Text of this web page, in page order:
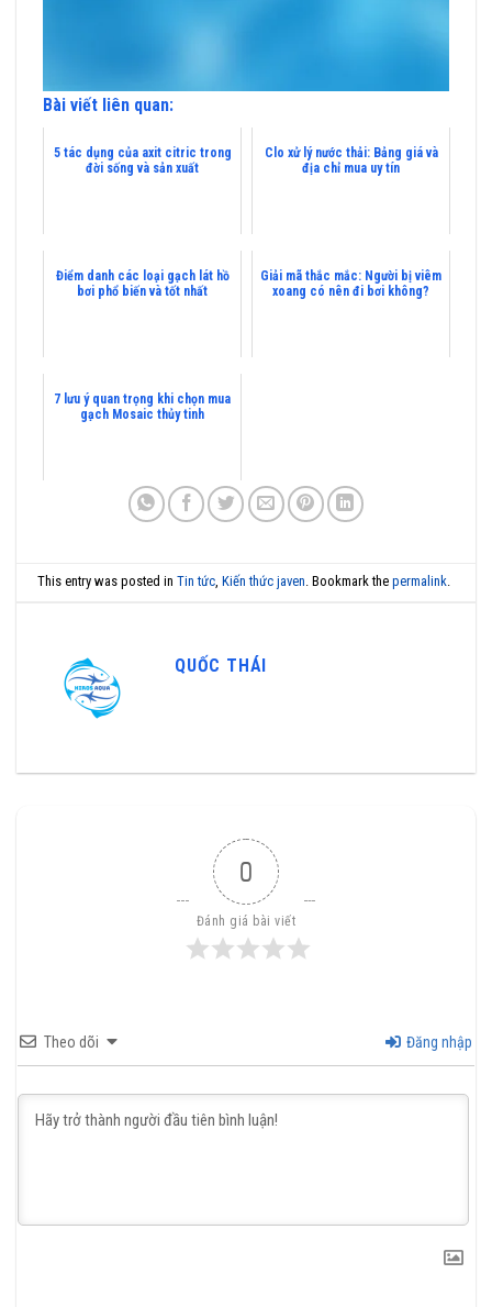
Bài viết liên quan:
5 tác dụng của axit citric trong
đời sống và sản xuất
Clo xử lý nước thải: Bảng giá và
địa chỉ mua uy tín
Điểm danh các loại gạch lát hồ
bơi phổ biến và tốt nhất
Giải mã thắc mắc: Người bị viêm
xoang có nên đi bơi không?
7 lưu ý quan trọng khi chọn mua
gạch Mosaic thủy tinh
This entry was posted inTin tức,Kiến thức javen. Bookmark thepermalink.
QUỐC THÁI
0
Đánh giá bài viết
Theo dõi Đăng nhập